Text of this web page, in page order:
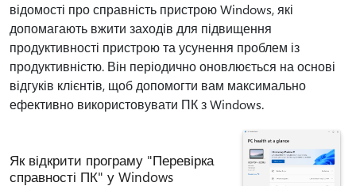
відомості про справність пристрою Windows, які
допомагають вжити заходів для підвищення
продуктивності пристрою та усунення проблем із
продуктивністю. Він періодично оновлюється на основі
відгуків клієнтів, щоб допомогти вам максимально
ефективно використовувати ПК з Windows.
Як відкрити програму "Перевірка
справності ПК" у Windows